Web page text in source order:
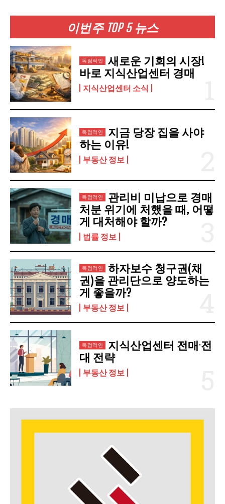
구독 신청
개인정보 취급정책 을 읽었으며 이에 동의합니다.
이번주 TOP 5 뉴스
새로운 기회의 시장!
바로 지식산업센터 경매
지식산업센터 소식
지금 당장 집을 사야
하는 이유!
부동산 정보
관리비 미납으로 경매
처분 위기에 처했을 때, 어떻
게 대처해야 할까?
법률 정보
하자보수 청구권(채
권)을 관리단으로 양도하는
게 좋을까?
부동산 정보
지식산업센터 전매·전
대 전략
부동산 정보